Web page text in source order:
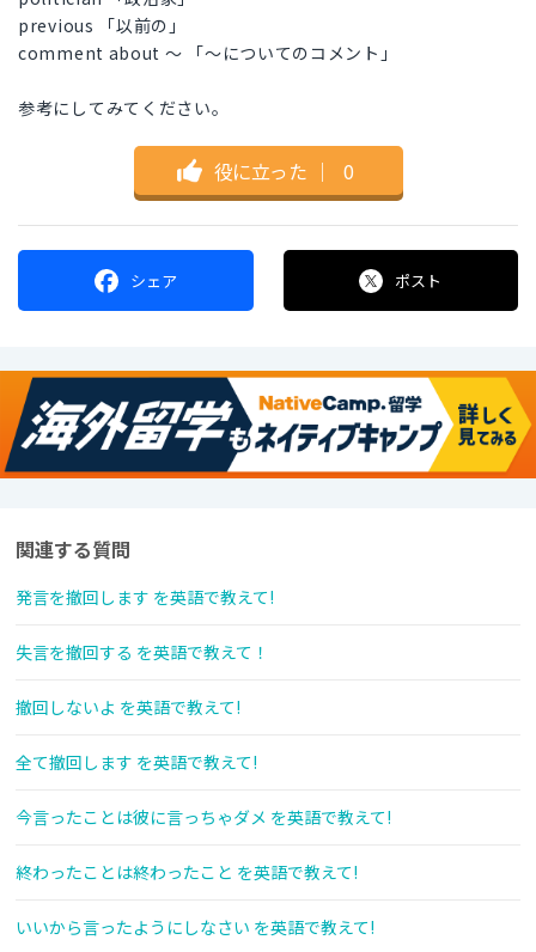
previous 「以前の」
comment about ～ 「～についてのコメント」
参考にしてみてください。
役に立った ｜ 0
シェア ポスト
関連する質問
発言を撤回します を英語で教えて!
失言を撤回する を英語で教えて！
撤回しないよ を英語で教えて!
全て撤回します を英語で教えて!
今言ったことは彼に言っちゃダメ を英語で教えて!
終わったことは終わったこと を英語で教えて!
いいから言ったようにしなさい を英語で教えて!